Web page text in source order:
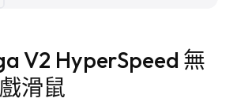
V2 HyperSpeed 無
滑鼠